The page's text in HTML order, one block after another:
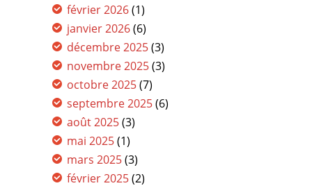
février 2026(1)
janvier 2026(6)
décembre 2025(3)
novembre 2025(3)
octobre 2025(7)
septembre 2025(6)
août 2025(3)
mai 2025(1)
mars 2025(3)
février 2025(2)